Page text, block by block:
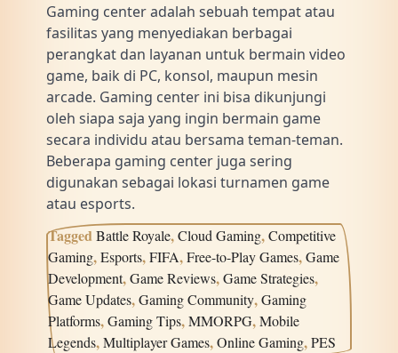
Gaming center adalah sebuah tempat atau
fasilitas yang menyediakan berbagai
perangkat dan layanan untuk bermain video
game, baik di PC, konsol, maupun mesin
arcade. Gaming center ini bisa dikunjungi
oleh siapa saja yang ingin bermain game
secara individu atau bersama teman-teman.
Beberapa gaming center juga sering
digunakan sebagai lokasi turnamen game
atau esports.
TaggedBattle Royale,Cloud Gaming,Competitive
Gaming,Esports,FIFA,Free-to-Play Games,Game
Development,Game Reviews,Game Strategies,
Game Updates,Gaming Community,Gaming
Platforms,Gaming Tips,MMORPG,Mobile
Legends,Multiplayer Games,Online Gaming,PES